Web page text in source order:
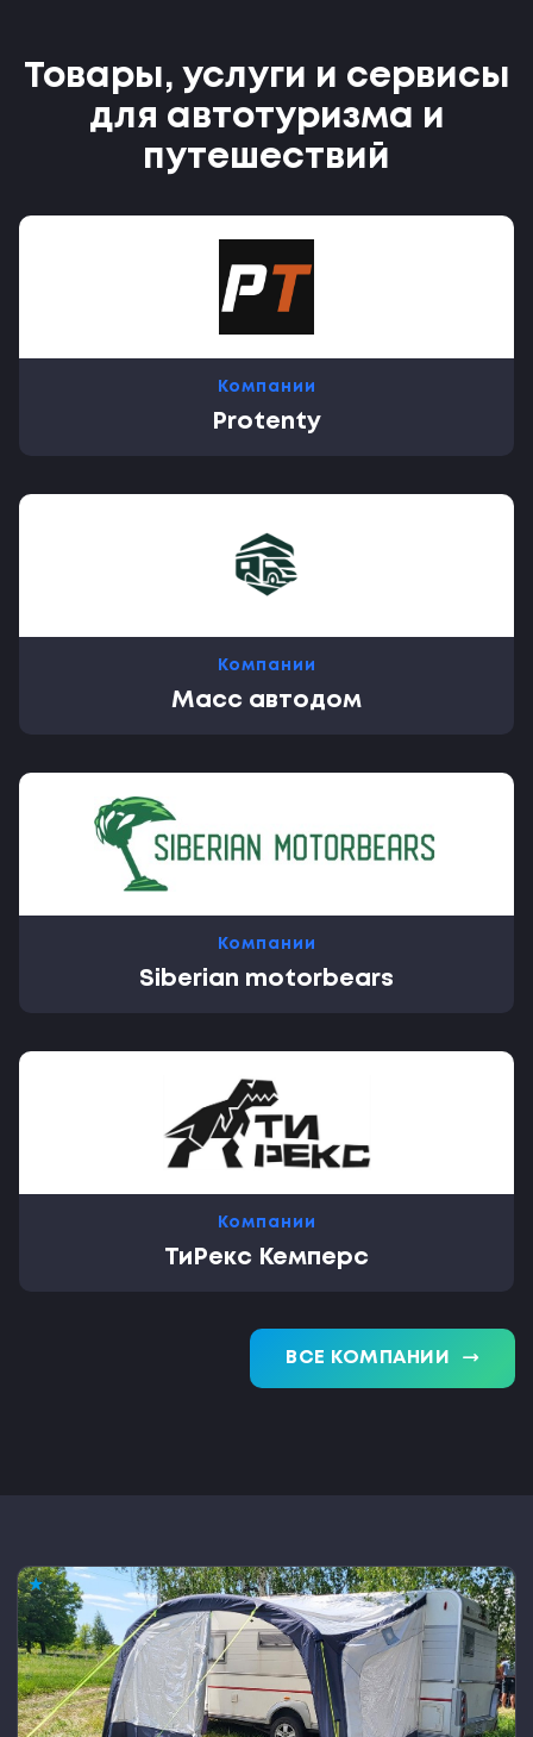
Товары, услуги и сервисы
для автотуризма и
путешествий
Компании
Protenty
Компании
Масс автодом
Компании
Siberian motorbears
Компании
ТиРекс Кемперс
ВСЕ КОМПАНИИ trending_flat
★